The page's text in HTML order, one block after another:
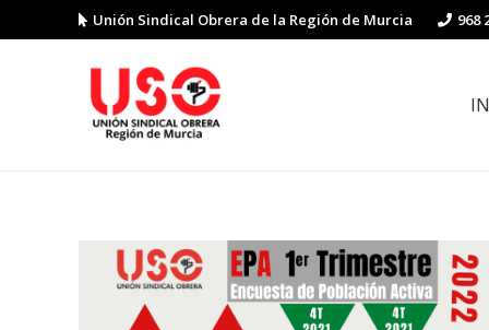
Unión Sindical Obrera de la Región de Murcia 968